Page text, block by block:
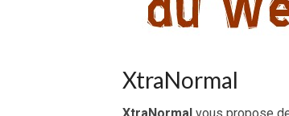
XtraNormal